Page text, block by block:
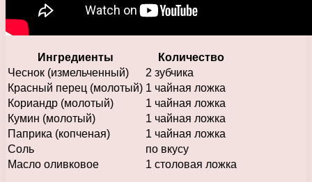
Ингредиенты
Количество
Чеснок (измельченный)
2 зубчика
Красный перец (молотый) 1 чайная ложка
Кориандр (молотый)
1 чайная ложка
Кумин (молотый)
1 чайная ложка
Паприка (копченая)
1 чайная ложка
Соль
по вкусу
Масло оливковое
1 столовая ложка